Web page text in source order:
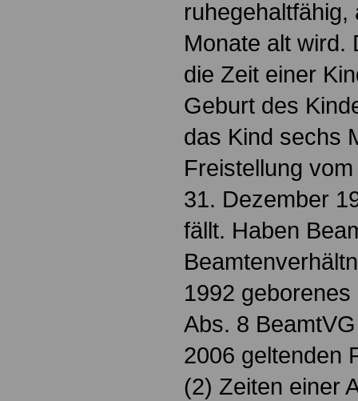
Monate alt wird.
die Zeit einer
Geburt des
das Kind sechs
Freistellung
31. Dezember
fällt. Haben
1992
Abs. 8
2006 geltenden
(2) Zeiten einer